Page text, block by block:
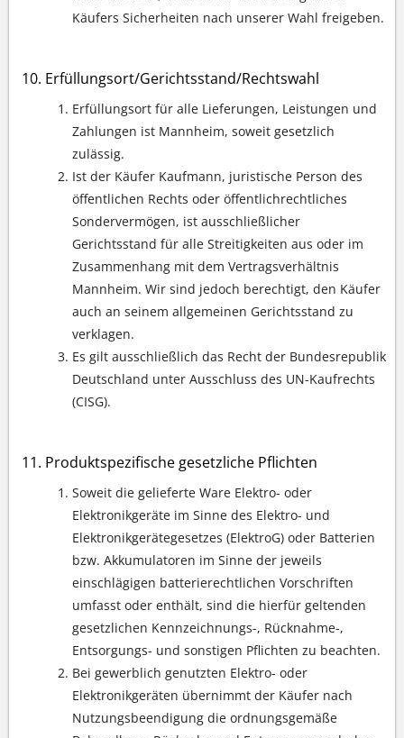
Käufers Sicherheiten nach unserer Wahl freigeben.
Erfüllungsort/Gerichtsstand/Rechtswahl
Erfüllungsort für alle Lieferungen, Leistungen und
Zahlungen ist Mannheim, soweit gesetzlich
zulässig.
Ist der Käufer Kaufmann, juristische Person des
öffentlichen Rechts oder öffentlichrechtliches
Sondervermögen, ist ausschließlicher
Gerichtsstand für alle Streitigkeiten aus oder im
Zusammenhang mit dem Vertragsverhältnis
Mannheim. Wir sind jedoch berechtigt, den Käufer
auch an seinem allgemeinen Gerichtsstand zu
verklagen.
Es gilt ausschließlich das Recht der Bundesrepublik
Deutschland unter Ausschluss des UN-Kaufrechts
(CISG).
Produktspezifische gesetzliche Pflichten
Soweit die gelieferte Ware Elektro- oder
Elektronikgeräte im Sinne des Elektro- und
Elektronikgerätegesetzes (ElektroG) oder Batterien
bzw. Akkumulatoren im Sinne der jeweils
einschlägigen batterierechtlichen Vorschriften
umfasst oder enthält, sind die hierfür geltenden
gesetzlichen Kennzeichnungs-, Rücknahme-,
Entsorgungs- und sonstigen Pflichten zu beachten.
Bei gewerblich genutzten Elektro- oder
Elektronikgeräten übernimmt der Käufer nach
Nutzungsbeendigung die ordnungsgemäße